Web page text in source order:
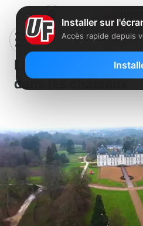
La fibre optique
dans les châteaux
Installer sur
Accès rapide depuis